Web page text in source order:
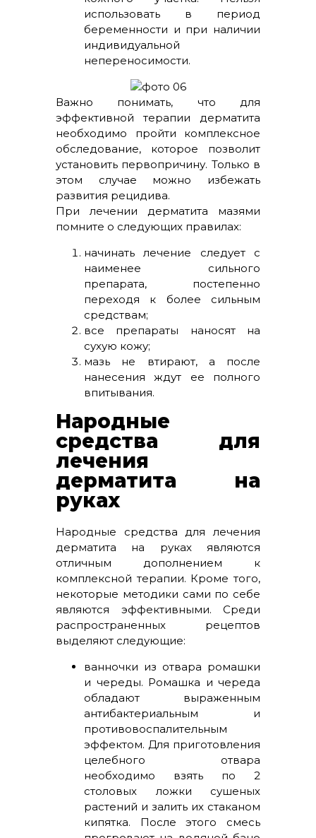
использовать в период
беременности и при наличии
индивидуальной
непереносимости.
Важно понимать, что для
эффективной терапии дерматита
необходимо пройти комплексное
обследование, которое позволит
установить первопричину. Только в
этом случае можно избежать
развития рецидива.
При лечении дерматита мазями
помните о следующих правилах:
начинать лечение следует с
наименее сильного
препарата, постепенно
переходя к более сильным
средствам;
все препараты наносят на
сухую кожу;
мазь не втирают, а после
нанесения ждут ее полного
впитывания.
Народные
средства для
лечения
дерматита на
руках
Народные средства для лечения
дерматита на руках являются
отличным дополнением к
комплексной терапии. Кроме того,
некоторые методики сами по себе
являются эффективными. Среди
распространенных рецептов
выделяют следующие:
ванночки из отвара ромашки
и череды. Ромашка и череда
обладают выраженным
антибактериальным и
противовоспалительным
эффектом. Для приготовления
целебного отвара
необходимо взять по 2
столовых ложки сушеных
растений и залить их стаканом
кипятка. После этого смесь